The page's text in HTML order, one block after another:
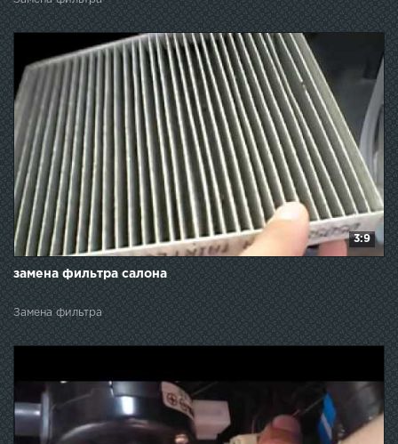
3:9
замена фильтра салона
Замена фильтра